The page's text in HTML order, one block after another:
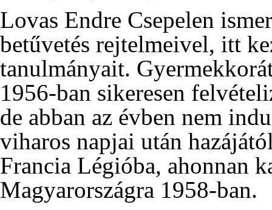
Lovas Endre Csepelen
betűvetés rejtelmeivel, itt
tanulmányait.
1956-ban sikeresen
de abban az évben nem
viharos napjai után
Francia Légióba, ahonnan
Magyarországra 1958-ban.